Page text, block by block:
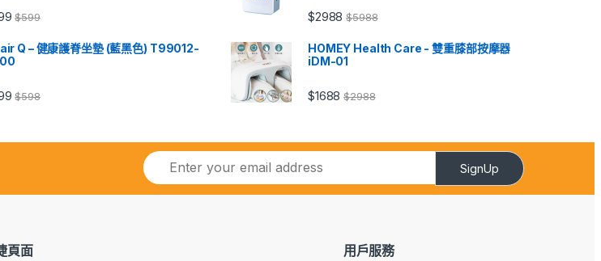
$599
Q – 健康護脊坐墊 (藍黑色) T99012-
$598
$2988 $5988
HOMEY Health Care - 雙重膝部按摩器
iDM-01
$1688 $2988
SignUp
頁面 用戶服務